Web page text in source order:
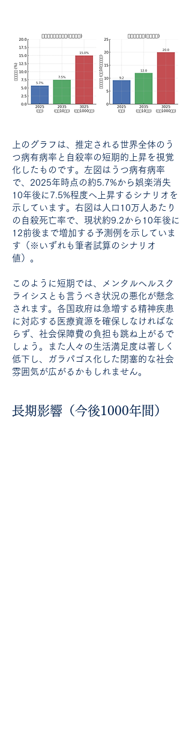
上のグラフは、推定される世界全体のう
つ病有病率と自殺率の短期的上昇を視覚
化したものです。左図はうつ病有病率
で、2025年時点の約5.7%から娯楽消失
10年後に7.5%程度へ上昇するシナリオを
示しています。右図は人口10万人あたり
の自殺死亡率で、現状約9.2から10年後に
12前後まで増加する予測例を示していま
す（※いずれも筆者試算のシナリオ
値）。
このように短期では、メンタルヘルスク
ライシスとも言うべき状況の悪化が懸念
されます。各国政府は急増する精神疾患
に対応する医療資源を確保しなければな
らず、社会保障費の負担も跳ね上がるで
しょう。また人々の生活満足度は著しく
低下し、ガラパゴス化した閉塞的な社会
雰囲気が広がるかもしれません。
長期影響（今後1000年間）